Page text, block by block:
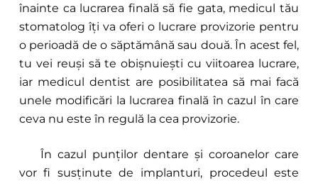
înainte ca lucrarea finală să fie gata, medicul tău
stomatolog îți va oferi o lucrare provizorie pentru
o perioadă de o săptămână sau două. În acest fel,
tu vei reuși să te obișnuiești cu viitoarea lucrare,
iar medicul dentist are posibilitatea să mai facă
unele modificări la lucrarea finală în cazul în care
ceva nu este în regulă la cea provizorie.
În cazul punților dentare și coroanelor care
vor fi susținute de implanturi, procedeul este